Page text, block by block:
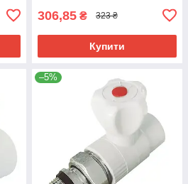
306,85 ₴ 323 ₴
Купити
–5%